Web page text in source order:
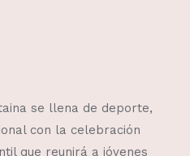
se llena de deporte,
con la celebración
que reunirá a jóvenes